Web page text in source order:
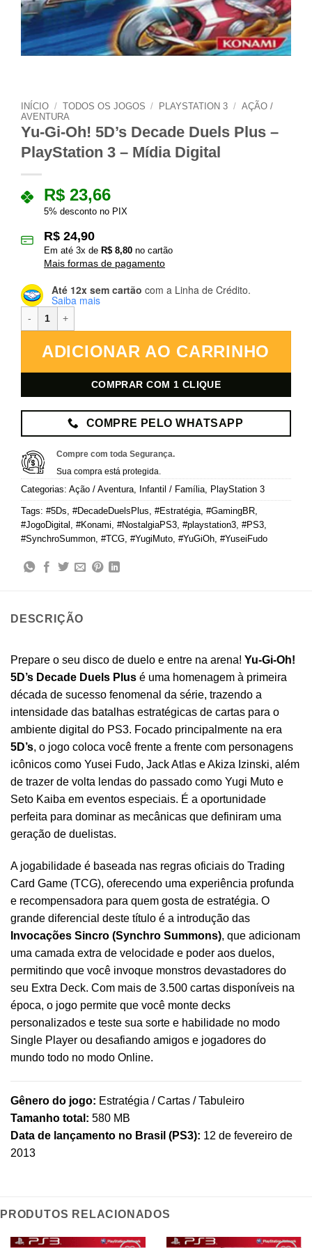
INÍCIO / TODOS OS JOGOS / PLAYSTATION 3 / AÇÃO /
AVENTURA
Yu-Gi-Oh! 5D’s Decade Duels Plus –
PlayStation 3 – Mídia Digital
R$ 23,66
5% desconto no PIX
R$ 24,90
Em até 3x de R$ 8,80 no cartão
Mais formas de pagamento
Até 12x sem cartão com a Linha de Crédito.
Saiba mais
ADICIONAR AO CARRINHO
COMPRAR COM 1 CLIQUE
COMPRE PELO WHATSAPP
Compre com toda Segurança.
Sua compra está protegida.
Categorias: Ação / Aventura Infantil / Família PlayStation 3
Tags: #5Ds #DecadeDuelsPlus #Estratégia #GamingBR
#JogoDigital
#Konami #NostalgiaPS3 #playstation3 #PS3
#SynchroSummon #TCG #YugiMuto #YuGiOh #YuseiFudo
DESCRIÇÃO
Prepare o seu disco de duelo e entre na arena! Yu-Gi-Oh!
5D’s Decade Duels Plus é uma homenagem à primeira
década de sucesso fenomenal da série, trazendo a
intensidade das batalhas estratégicas de cartas para o
ambiente digital do PS3. Focado principalmente na era
5D’s, o jogo coloca você frente a frente com personagens
icônicos como Yusei Fudo, Jack Atlas e Akiza Izinski, além
de trazer de volta lendas do passado como Yugi Muto e
Seto Kaiba em eventos especiais. É a oportunidade
perfeita para dominar as mecânicas que definiram uma
geração de duelistas.
A jogabilidade é baseada nas regras oficiais do Trading
Card Game (TCG), oferecendo uma experiência profunda
e recompensadora para quem gosta de estratégia. O
grande diferencial deste título é a introdução das
Invocações Sincro (Synchro Summons), que adicionam
uma camada extra de velocidade e poder aos duelos,
permitindo que você invoque monstros devastadores do
seu Extra Deck. Com mais de 3.500 cartas disponíveis na
época, o jogo permite que você monte decks
personalizados e teste sua sorte e habilidade no modo
Single Player ou desafiando amigos e jogadores do
mundo todo no modo Online.
Gênero do jogo: Estratégia / Cartas / Tabuleiro
Tamanho total: 580 MB
Data de lançamento no Brasil (PS3): 12 de fevereiro de
2013
PRODUTOS RELACIONADOS